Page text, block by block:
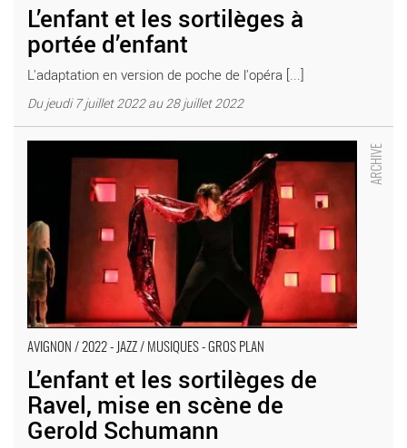
L’enfant et les sortilèges à
portée d’enfant
L'adaptation en version de poche de l'opéra [...]
Du jeudi 7 juillet 2022 au 28 juillet 2022
AVIGNON / 2022 - JAZZ / MUSIQUES - GROS PLAN
L’enfant et les sortilèges de
Ravel, mise en scène de
Gerold Schumann
Schumann - Critique sortie Avignon / 2022 Avignon Avignon Off.
L'Espace Alya